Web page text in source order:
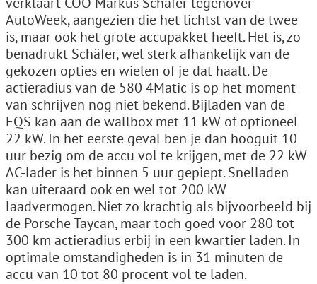
AutoWeek, aangezien die het lichtst van de twee
is, maar ook het grote accupakket heeft. Het is, zo
benadrukt Schäfer, wel sterk afhankelijk van de
gekozen opties en wielen of je dat haalt. De
actieradius van de 580 4Matic is op het moment
van schrijven nog niet bekend. Bijladen van de
EQS kan aan de wallbox met 11 kW of optioneel
22 kW. In het eerste geval ben je dan hooguit 10
uur bezig om de accu vol te krijgen, met de 22 kW
AC-lader is het binnen 5 uur gepiept. Snelladen
kan uiteraard ook en wel tot 200 kW
laadvermogen. Niet zo krachtig als bijvoorbeeld bij
de Porsche Taycan, maar toch goed voor 280 tot
300 km actieradius erbij in een kwartier laden. In
optimale omstandigheden is in 31 minuten de
accu van 10 tot 80 procent vol te laden.